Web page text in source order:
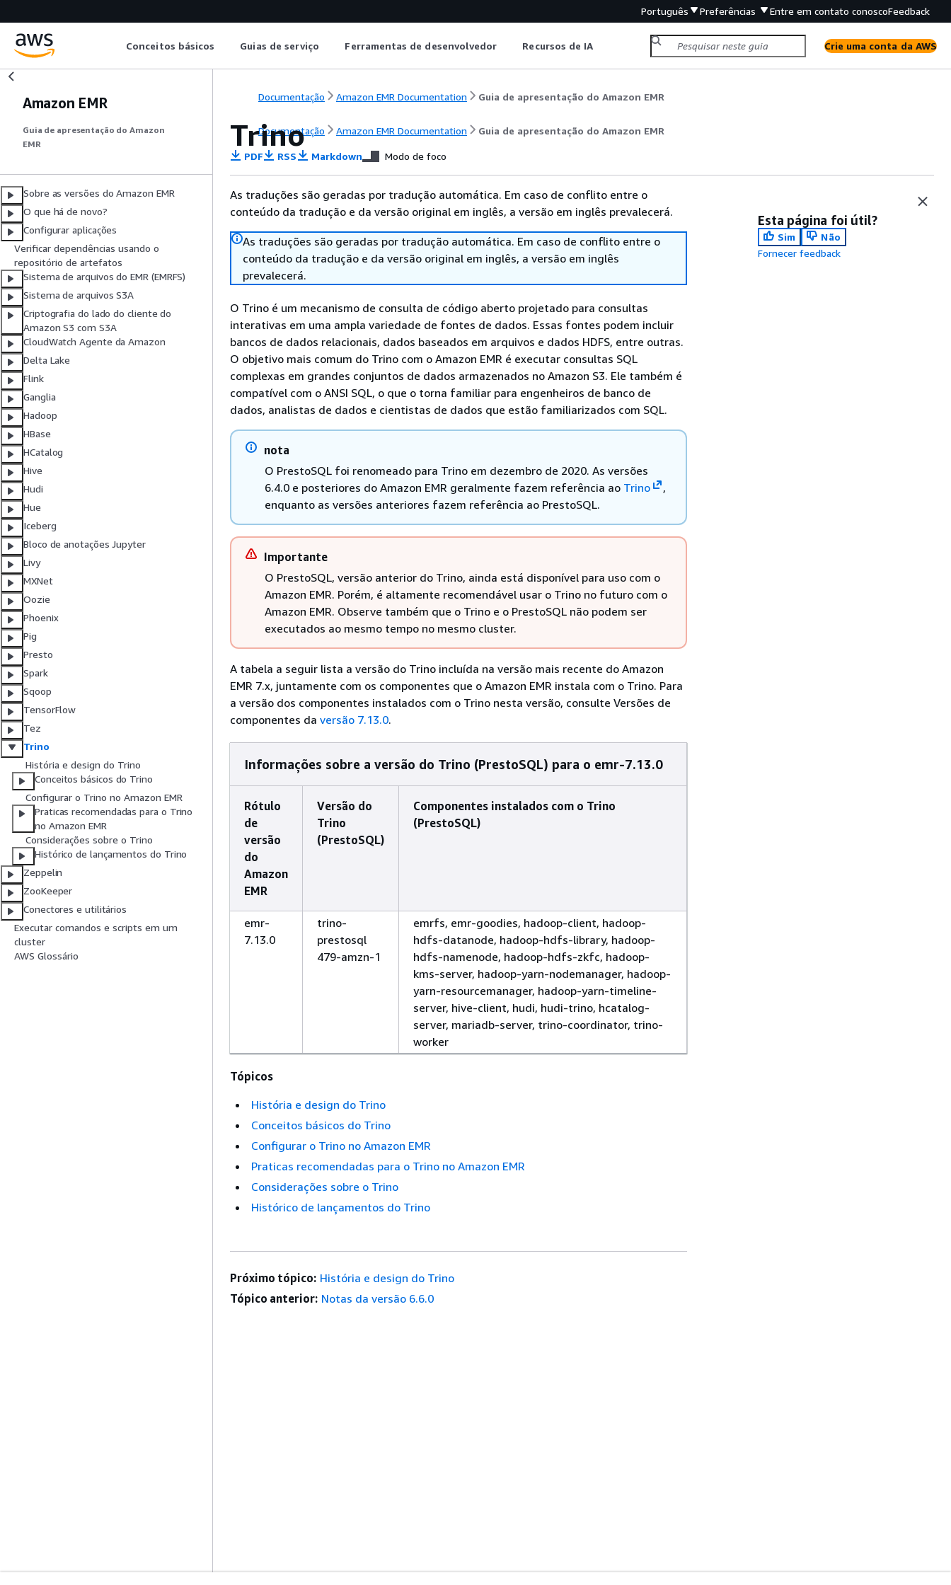
Português Preferências Entre em contato conoscoFeedback
Conceitos básicos Guias de serviço Ferramentas de desenvolvedor Recursos de IA Crie uma conta da AWS
Amazon EMR
Guia de apresentação do Amazon
EMR
Sobre as versões do Amazon EMR
O que há de novo?
Configurar aplicações
Verificar dependências usando o
repositório de artefatos
Sistema de arquivos do EMR (EMRFS)
Sistema de arquivos S3A
Criptografia do lado do cliente do
Amazon S3 com S3A
CloudWatch Agente da Amazon
Delta Lake
Flink
Ganglia
Hadoop
HBase
HCatalog
Hive
Hudi
Hue
Iceberg
Bloco de anotações Jupyter
Livy
MXNet
Oozie
Phoenix
Pig
Presto
Spark
Sqoop
TensorFlow
Tez
Trino
História e design do Trino
Conceitos básicos do Trino
Configurar o Trino no Amazon EMR
Praticas recomendadas para o Trino
no Amazon EMR
Considerações sobre o Trino
Histórico de lançamentos do Trino
Zeppelin
ZooKeeper
Conectores e utilitários
Executar comandos e scripts em um
cluster
AWS Glossário
Documentação Amazon EMR Documentation Guia de apresentação do Amazon EMR
Documentação Amazon EMR Documentation Guia de apresentação do Amazon EMR
Trino
PDF RSS Markdown Modo de foco
As traduções são geradas por tradução automática. Em caso de conflito entre o
conteúdo da tradução e da versão original em inglês, a versão em inglês prevalecerá.
As traduções são geradas por tradução automática. Em caso de conflito entre o
conteúdo da tradução e da versão original em inglês, a versão em inglês
prevalecerá.
O Trino é um mecanismo de consulta de código aberto projetado para consultas
interativas em uma ampla variedade de fontes de dados. Essas fontes podem incluir
bancos de dados relacionais, dados baseados em arquivos e dados HDFS, entre outras.
O objetivo mais comum do Trino com o Amazon EMR é executar consultas SQL
complexas em grandes conjuntos de dados armazenados no Amazon S3. Ele também é
compatível com o ANSI SQL, o que o torna familiar para engenheiros de banco de
dados, analistas de dados e cientistas de dados que estão familiarizados com SQL.
nota
O PrestoSQL foi renomeado para Trino em dezembro de 2020. As versões
6.4.0 e posteriores do Amazon EMR geralmente fazem referência ao Trino
,
enquanto as versões anteriores fazem referência ao PrestoSQL.
Importante
O PrestoSQL, versão anterior do Trino, ainda está disponível para uso com o
Amazon EMR. Porém, é altamente recomendável usar o Trino no futuro com o
Amazon EMR. Observe também que o Trino e o PrestoSQL não podem ser
executados ao mesmo tempo no mesmo cluster.
A tabela a seguir lista a versão do Trino incluída na versão mais recente do Amazon
EMR 7.x, juntamente com os componentes que o Amazon EMR instala com o Trino. Para
a versão dos componentes instalados com o Trino nesta versão, consulte Versões de
componentes da versão 7.13.0.
Informações sobre a versão do Trino (PrestoSQL) para o emr-7.13.0
Rótulo
de
versão
do
Amazon
EMR
Versão do
Trino
(PrestoSQL)
Componentes instalados com o Trino
(PrestoSQL)
emr-
7.13.0
trino-
prestosql
479-amzn-1
emrfs, emr-goodies, hadoop-client, hadoop-
hdfs-datanode, hadoop-hdfs-library, hadoop-
hdfs-namenode, hadoop-hdfs-zkfc, hadoop-
kms-server, hadoop-yarn-nodemanager, hadoop-
yarn-resourcemanager, hadoop-yarn-timeline-
server, hive-client, hudi, hudi-trino, hcatalog-
server, mariadb-server, trino-coordinator, trino-
worker
Tópicos
História e design do Trino
Conceitos básicos do Trino
Configurar o Trino no Amazon EMR
Praticas recomendadas para o Trino no Amazon EMR
Considerações sobre o Trino
Histórico de lançamentos do Trino
Esta página foi útil?
Sim
Não
Fornecer feedback
Próximo tópico: História e design do Trino
Tópico anterior: Notas da versão 6.6.0